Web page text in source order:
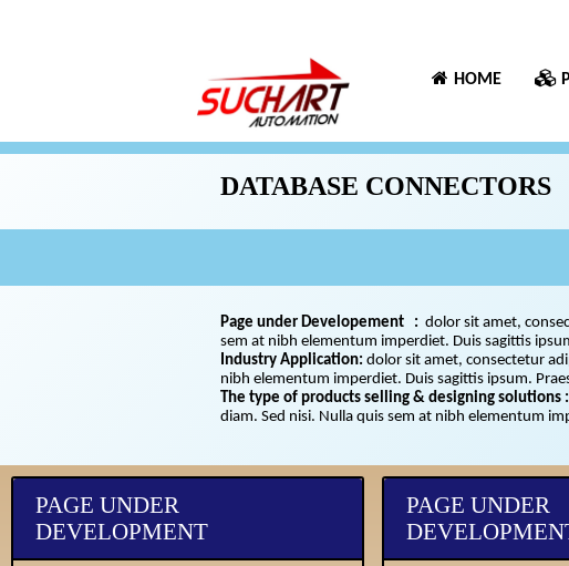
HOME
DATABASE CONNECTORS
Page under Developement : dolor sit amet,
sem at nibh elementum imperdiet. Duis sagittis
Industry Application: dolor sit amet, consectetur
nibh elementum imperdiet. Duis sagittis ipsum.
The type of products selling & designing solutions :
diam. Sed nisi. Nulla quis sem at nibh elementum
PAGE UNDER
DEVELOPMENT
PAGE UNDER